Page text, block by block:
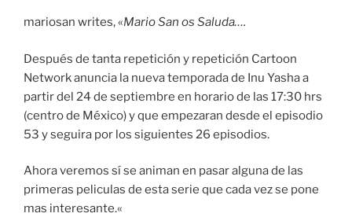
mariosan writes, «Mario San os Saluda….
Después de tanta repetición y repetición Cartoon
Network anuncia la nueva temporada de Inu Yasha a
partir del 24 de septiembre en horario de las 17:30 hrs
(centro de México) y que empezaran desde el episodio
53 y seguira por los siguientes 26 episodios.
Ahora veremos sí se animan en pasar alguna de las
primeras peliculas de esta serie que cada vez se pone
mas interesante.«